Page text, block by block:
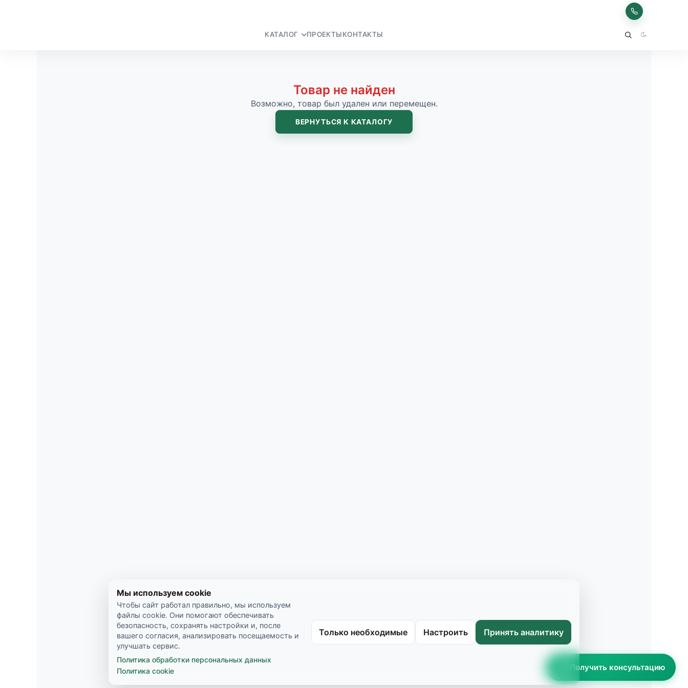
КАТАЛОГ ПРОЕКТЫКОНТАКТЫ
Товар не найден
Возможно, товар был удален или перемещен.
ВЕРНУТЬСЯ К КАТАЛОГУ
Получить консультацию
Мы используем cookie
Чтобы сайт работал правильно, мы используем
файлы cookie. Они помогают обеспечивать
безопасность, сохранять настройки и, после
вашего согласия, анализировать посещаемость и
улучшать сервис.
Политика обработки персональных данных
Политика cookie
Только необходимые Настроить Принять аналитику